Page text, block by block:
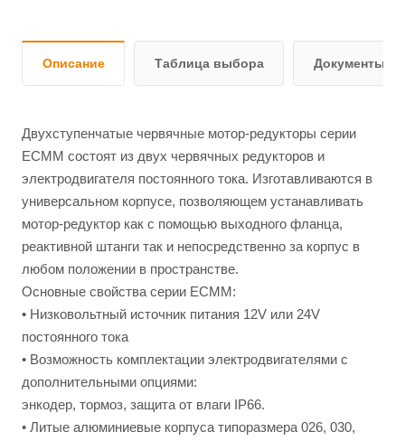
Описание Таблица выбора Документы и
Двухступенчатые червячные мотор-редукторы серии
ЕСММ состоят из двух червячных редукторов и
электродвигателя постоянного тока. Изготавливаются в
универсальном корпусе, позволяющем устанавливать
мотор-редуктор как с помощью выходного фланца,
реактивной штанги так и непосредственно за корпус в
любом положении в пространстве.
Основные свойства серии ЕСМM:
• Низковольтный источник питания 12V или 24V
постоянного тока
• Возможность комплектации электродвигателями с
дополнительными опциями:
энкодер, тормоз, защита от влаги IP66.
• Литые алюминиевые корпуса типоразмера 026, 030,